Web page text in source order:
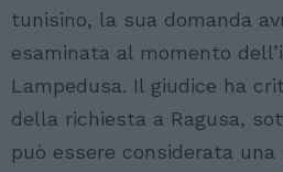
tunisino, la sua domanda
esaminata al momento
Lampedusa. Il giudice ha
della richiesta a Ragusa,
può essere considerata una